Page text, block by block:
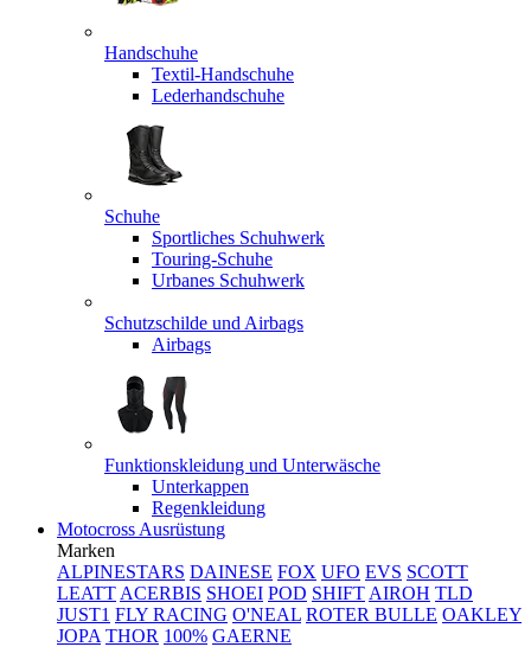
Handschuhe
Textil-Handschuhe
Lederhandschuhe
Schuhe
Sportliches Schuhwerk
Touring-Schuhe
Urbanes Schuhwerk
Schutzschilde und Airbags
Airbags
Funktionskleidung und Unterwäsche
Unterkappen
Regenkleidung
Motocross Ausrüstung
Marken
ALPINESTARS DAINESE FOX UFO EVS SCOTT
LEATT ACERBIS SHOEI POD SHIFT AIROH TLD
JUST1 FLY RACING O'NEAL ROTER BULLE OAKLEY
JOPA THOR 100% GAERNE